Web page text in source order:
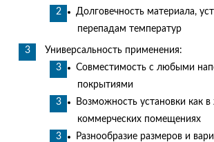
Долговечность материала,
перепадам температур
Универсальность применения:
Совместимость с любыми
покрытиями
Возможность установки как
коммерческих помещениях
Разнообразие размеров и